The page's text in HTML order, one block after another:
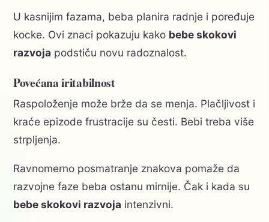
U kasnijim fazama, beba planira radnje i poređuje
kocke. Ovi znaci pokazuju kako bebe skokovi
razvoja podstiču novu radoznalost.
Povećana iritabilnost
Raspoloženje može brže da se menja. Plačljivost i
kraće epizode frustracije su česti. Bebi treba više
strpljenja.
Ravnomerno posmatranje znakova pomaže da
razvojne faze beba ostanu mirnije. Čak i kada su
bebe skokovi razvoja intenzivni.